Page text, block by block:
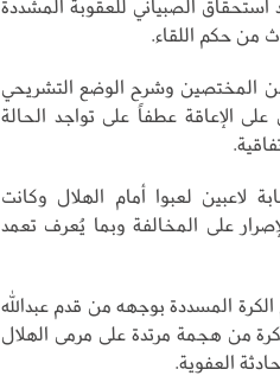
الصبياني للعقوبة المشددة
من حكم اللقاء.
من المختصين وشرح الوضع التشريحي
الإعاقة عطفاً على تواجد الحالة
لاعبين لعبوا أمام الهلال وكانت
على المخالفة وبما يُعرف تعمد
الكرة المسددة بوجهه من قدم عبدالله
من هجمة مرتدة على مرمى الهلال
العفوية.